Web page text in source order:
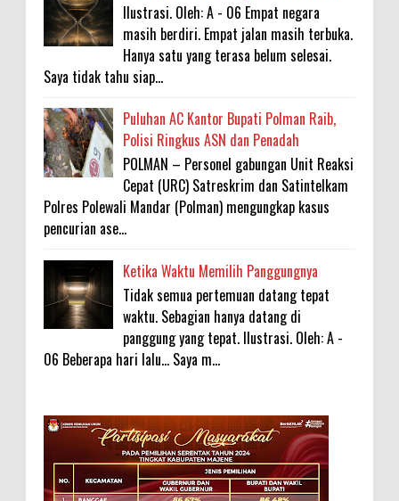
Ilustrasi. Oleh: A - 06 Empat negara
masih berdiri. Empat jalan masih terbuka.
Hanya satu yang terasa belum selesai.
Saya tidak tahu siap...
Puluhan AC Kantor Bupati Polman Raib,
Polisi Ringkus ASN dan Penadah
POLMAN – Personel gabungan Unit Reaksi
Cepat (URC) Satreskrim dan Satintelkam
Polres Polewali Mandar (Polman) mengungkap kasus
pencurian ase...
Ketika Waktu Memilih Panggungnya
Tidak semua pertemuan datang tepat
waktu. Sebagian hanya datang di
panggung yang tepat. Ilustrasi. Oleh: A -
06 Beberapa hari lalu... Saya m...